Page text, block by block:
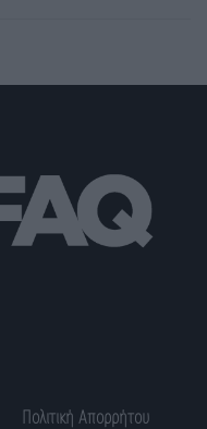
Πολιτική Απορρήτου